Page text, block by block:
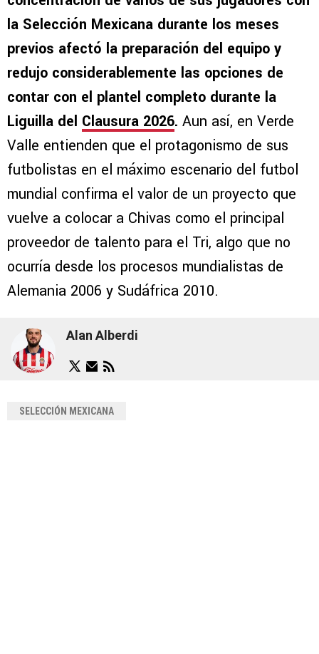
la Selección Mexicana durante los meses
previos afectó la preparación del equipo y
redujo considerablemente las opciones de
contar con el plantel completo durante la
Liguilla del Clausura 2026. Aun así, en Verde
Valle entienden que el protagonismo de sus
futbolistas en el máximo escenario del futbol
mundial confirma el valor de un proyecto que
vuelve a colocar a Chivas como el principal
proveedor de talento para el Tri, algo que no
ocurría desde los procesos mundialistas de
Alemania 2006 y Sudáfrica 2010.
Alan Alberdi
SELECCIÓN MEXICANA